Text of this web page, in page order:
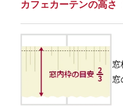
カフェカーテンの高さ
窓
窓